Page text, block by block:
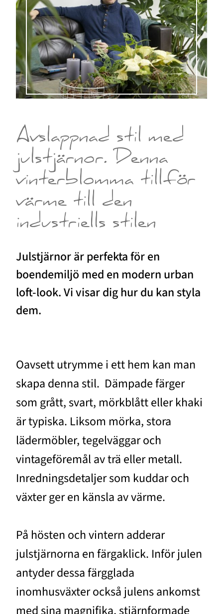
Avslappnad stil med
julstjärnor. Denna
vinterblomma tillför
värme till den
industriells stilen
Julstjärnor är perfekta för en
boendemiljö med en modern urban
loft-look. Vi visar dig hur du kan styla
dem.
Oavsett utrymme i ett hem kan man
skapa denna stil. Dämpade färger
som grått, svart, mörkblått eller khaki
är typiska. Liksom mörka, stora
lädermöbler, tegelväggar och
vintageföremål av trä eller metall.
Inredningsdetaljer som kuddar och
växter ger en känsla av värme.
På hösten och vintern adderar
julstjärnorna en färgaklick. Inför julen
antyder dessa färgglada
inomhusväxter också julens ankomst